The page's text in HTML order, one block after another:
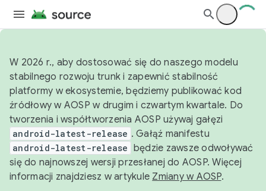
W 2026 r., aby dostosować się do naszego modelu
stabilnego rozwoju trunk i zapewnić stabilność
platformy w ekosystemie, będziemy publikować kod
źródłowy w AOSP w drugim i czwartym kwartale. Do
tworzenia i współtworzenia AOSP używaj gałęzi
android-latest-release . Gałąź manifestu
android-latest-release będzie zawsze odwoływać
się do najnowszej wersji przesłanej do AOSP. Więcej
informacji znajdziesz w artykule Zmiany w AOSP.